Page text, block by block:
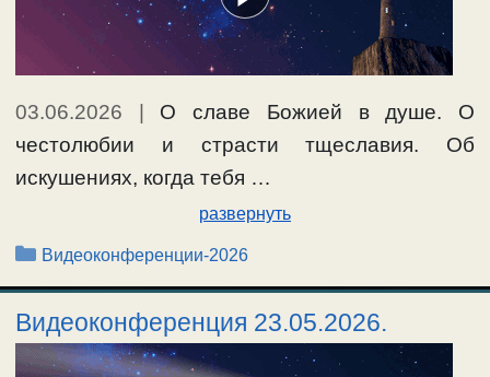
03.06.2026 | О славе Божией в душе. О
честолюбии и страсти тщеславия. Об
искушениях, когда тебя …
развернуть
Рубрики
Видеоконференции-2026
Видеоконференция 23.05.2026.